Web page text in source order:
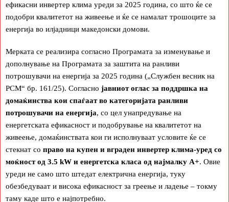
ефикасни инвертер клима уреди за 2025 година, со што ќе се
подобри квалитетот на живеење и ќе се намалат трошоците за
енергија во илјадници македонски домови.
Мерката се реализира согласно Програмата за изменување и
дополнување на Програмата за заштита на ранливи
потрошувачи на енергија за 2025 година („Службен весник на
РСМ“ бр. 161/25). Согласно јавниот оглас за поддршка на
домаќинства кои спаѓаат во категоријата ранливи
потрошувачи на енергија, со цел унапредување на
енергетската ефикасност и подобрување на квалитетот на
живеење, домаќинствата кои ги исполнуваат условите ќе се
стекнат со право на купен и вграден инвертер клима-уред со
моќност од 3.5 kW и енергетска класа од најмалку А+. Овие
уреди не само што штедат електрична енергија, туку
обезбедуваат и висока ефикасност за греење и ладење – токму
таму каде што е најпотребно.